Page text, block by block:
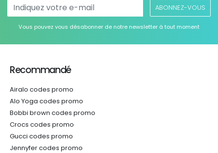
ABONNEZ-VOUS
Vous pouvez vous désabonner de notre newsletter à tout moment
Recommandé
Airalo codes promo
Alo Yoga codes promo
Bobbi brown codes promo
Crocs codes promo
Gucci codes promo
Jennyfer codes promo